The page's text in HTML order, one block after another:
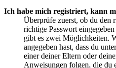
Ich habe mich registriert, kann
Überprüfe zuerst, ob du den
richtige Passwort
gibt es zwei Möglichkeiten.
angegeben hast, dass du
einer deiner Eltern oder
Anweisungen folgen, die du